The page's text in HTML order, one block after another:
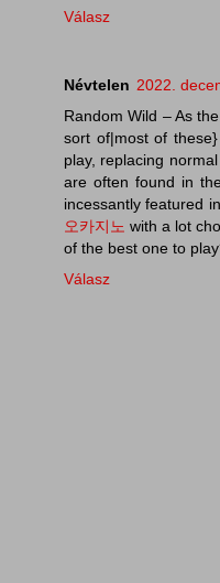
Válasz
Névtelen 2022.
Random Wild – As
sort of|most of
play, replacing
are often found in
incessantly featured
오카지노 with a lot
of the best one to
Válasz